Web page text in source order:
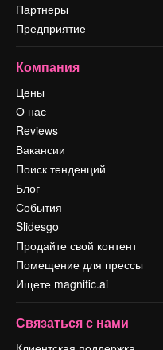
Партнеры
Предприятие
Компания
Цены
О нас
Reviews
Вакансии
Поиск тенденций
Блог
События
Slidesgo
Продайте свой контент
Помещение для прессы
Ищете magnific.ai
Связаться с нами